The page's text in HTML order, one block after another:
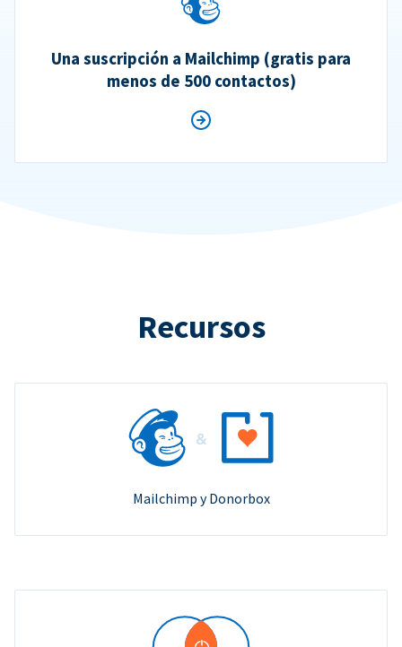
Una suscripción a Mailchimp (gratis para
menos de 500 contactos)
Recursos
Mailchimp y Donorbox